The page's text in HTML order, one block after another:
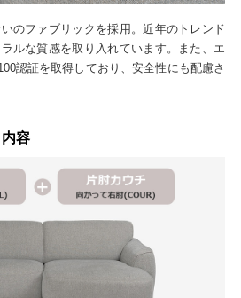
のファブリックを採用。近年のトレンド
ルな質感を取り入れています。また、エ
認証を取得しており、安全性にも配慮さ
容